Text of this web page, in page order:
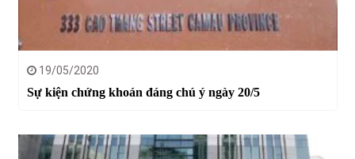
19/05/2020
Sự kiện chứng khoán đáng chú ý ngày 20/5